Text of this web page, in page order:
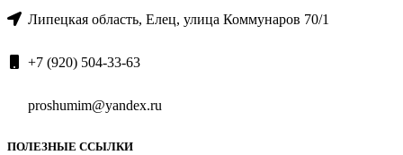
Липецкая область, Елец, улица Коммунаров 70/1
+7 (920) 504-33-63
proshumim@yandex.ru
ПОЛЕЗНЫЕ ССЫЛКИ